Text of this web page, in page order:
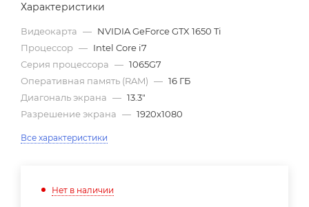
Характеристики
Видеокарта — NVIDIA GeForce GTX 1650 Ti
Процессор — Intel Core i7
Серия процессора — 1065G7
Оперативная память (RAM) — 16 ГБ
Диагональ экрана — 13.3"
Разрешение экрана — 1920x1080
Все характеристики
Нет в наличии